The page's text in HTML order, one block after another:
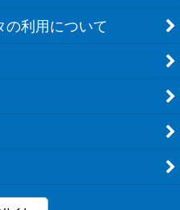
の利用について